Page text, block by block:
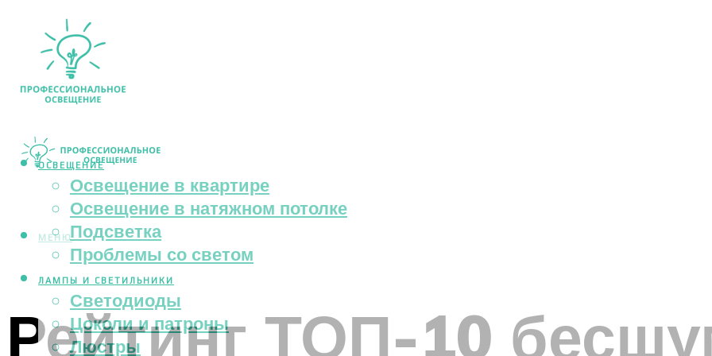
ОСВЕЩЕНИЕ
Освещение в квартире
Освещение в натяжном потолке
Подсветка
Проблемы со светом
ЛАМПЫ И СВЕТИЛЬНИКИ
Светодиоды
Цоколи и патроны
Люстры
МЕНЮ
Рейтинг ТОП-10